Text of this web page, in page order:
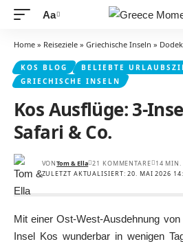
Schriftgrößenanpassung
Aa
Home » Reiseziele » Griechische Inseln »
KOS BLOG BELIEBTE
GRIECHISCHE INSELN
Kos Ausflüge: 3-
Safari & Co.
ZULETZT AKTUALISIERT: 20. MAI 2026
VONTom & Ella 21 KOMMENTARE 14 MIN.
Mit einer Ost-West-Ausdehnung
Insel Kos wunderbar in wenigen